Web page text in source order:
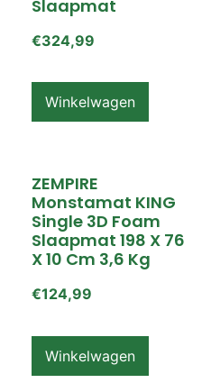
Slaapmat
€324,99
Winkelwagen
ZEMPIRE
Monstamat KING
Single 3D Foam
Slaapmat 198 X 76
X 10 Cm 3,6 Kg
€124,99
Winkelwagen